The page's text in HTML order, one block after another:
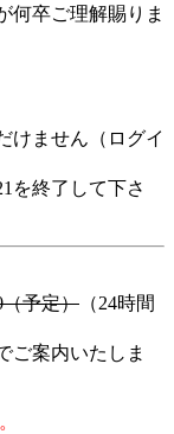
何卒ご理解賜りま
けません（ログイ
を終了して下さ
（予定） （24時間
ご案内いたしま